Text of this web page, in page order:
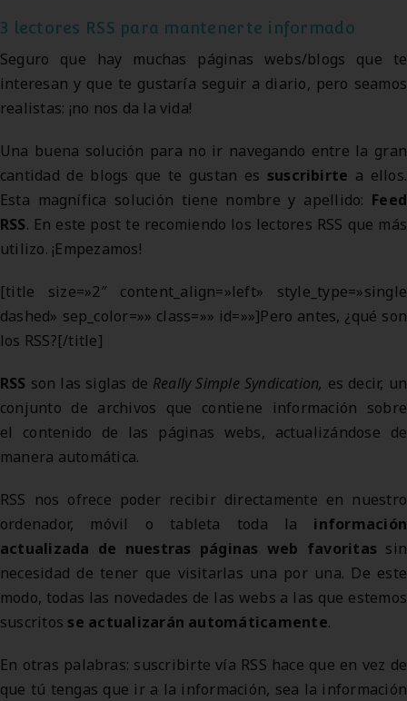
3 lectores RSS para mantenerte informado
Seguro que hay muchas páginas webs/blogs que te
interesan y que te gustaría seguir a diario, pero seamos
realistas: ¡no nos da la vida!
Una buena solución para no ir navegando entre la gran
cantidad de blogs que te gustan es suscribirte a ellos.
Esta magnífica solución tiene nombre y apellido: Feed
RSS. En este post te recomiendo los lectores RSS que más
utilizo. ¡Empezamos!
[title size=»2″ content_align=»left» style_type=»single
dashed» sep_color=»» class=»» id=»»]Pero antes, ¿qué son
los RSS?[/title]
RSS son las siglas de Really Simple Syndication, es decir, un
conjunto de archivos que contiene información sobre
el contenido de las páginas webs, actualizándose de
manera automática.
RSS nos ofrece poder recibir directamente en nuestro
ordenador, móvil o tableta toda la información
actualizada de nuestras páginas web favoritas sin
necesidad de tener que visitarlas una por una. De este
modo, todas las novedades de las webs a las que estemos
suscritosse actualizarán automáticamente.
En otras palabras: suscribirte vía RSS hace que en vez de
que tú tengas que ir a la información, sea la información